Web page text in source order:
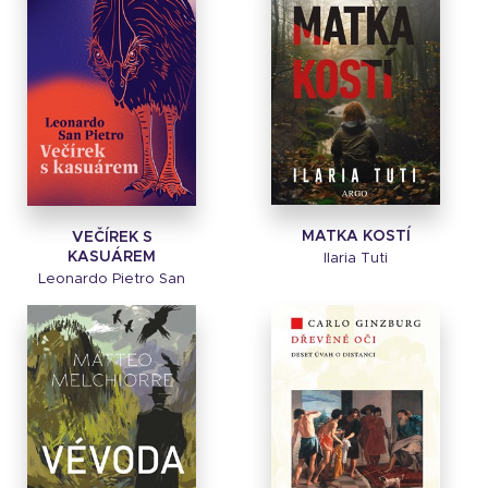
VEČÍREK S
KASUÁREM
Leonardo Pietro San
MATKA KOSTÍ
Ilaria Tuti